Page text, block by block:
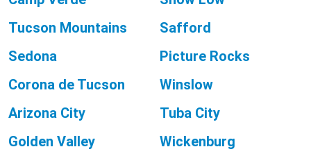
Tucson Mountains
Safford
Sedona
Picture Rocks
Corona de Tucson
Winslow
Arizona City
Tuba City
Golden Valley
Wickenburg